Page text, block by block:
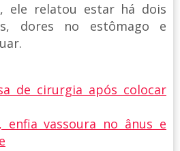
ele relatou estar há dois
dores no estômago e
de cirurgia após colocar
enfia vassoura no ânus e